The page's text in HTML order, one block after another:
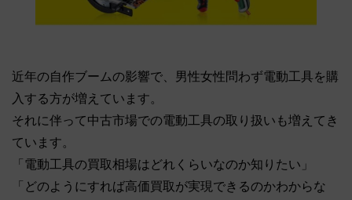
近年の自作ブームの影響で、男性女性問わず電動工具を購
入する方が増えています。
それに伴って中古市場での電動工具の取り扱いも増えてき
ています。
「電動工具の買取相場はどれくらいなのか知りたい」
「どのようにすれば高価買取が実現できるのかわからな